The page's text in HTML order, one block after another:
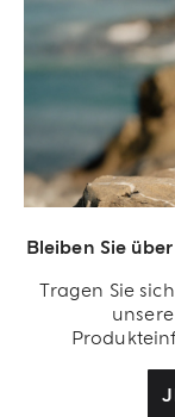
Bleiben Sie
Tragen Sie
Acqua Di Parma